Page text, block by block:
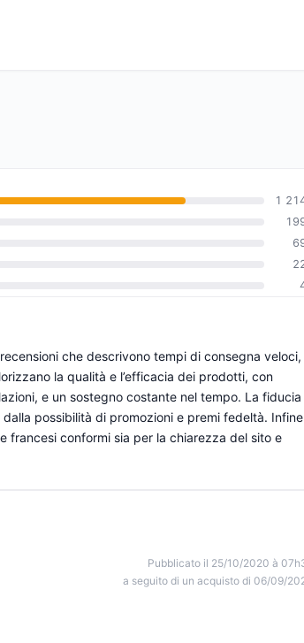
1
che descrivono tempi di consegna veloci,
la qualità e l’efficacia dei prodotti, con
e un sostegno costante nel tempo. La fiducia
possibilità di promozioni e premi fedeltà.
francesi conformi sia per la chiarezza del sito e
Pubblicato il 25/10/2020 à
a seguito di un acquisto di 06/09/